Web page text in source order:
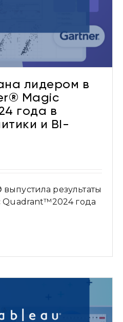
лидером в
Magic
года в
и BI-
результаты
Quadrant™2024 года